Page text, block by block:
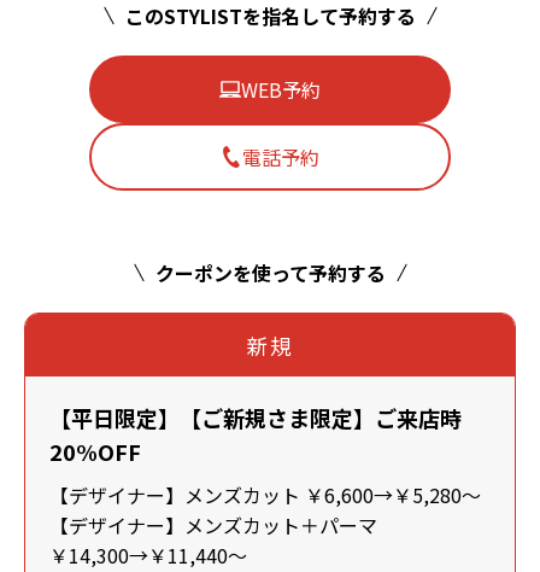
このSTYLISTを指名して予約する
WEB予約
電話予約
クーポンを使って予約する
新規
【平日限定】【ご新規さま限定】ご来店時
20%OFF
【デザイナー】メンズカット ￥6,600→￥5,280～
【デザイナー】メンズカット＋パーマ
￥14,300→￥11,440～